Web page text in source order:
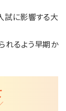
試に影響する大
れるよう早期か